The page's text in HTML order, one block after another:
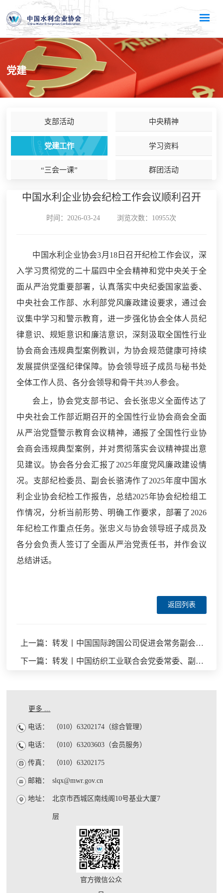
党建
支部活动 中央精神
党建工作 学习资料
“三会一课” 群团活动
中国水利企业协会纪检工作会议顺利召开
时间：2026-03-24 浏览次数：10955次
中国水利企业协会3月18日召开纪检工作会议，深
入学习贯彻党的二十届四中全会精神和党中央关于全
面从严治党重要部署，认真落实中央纪委国家监委、
中央社会工作部、水利部党风廉政建设要求，通过会
议集中学习和警示教育，进一步强化协会全体人员纪
律意识、规矩意识和廉洁意识，深刻汲取全国性行业
协会商会违规典型案例教训，为协会规范健康可持续
发展提供坚强纪律保障。协会领导班子成员与秘书处
全体工作人员、各分会领导和骨干共39人参会。
会上，协会党支部书记、会长张忠义全面传达了
中央社会工作部近期召开的全国性行业协会商会全面
从严治党暨警示教育会议精神，通报了全国性行业协
会商会违规典型案例，并对贯彻落实会议精神提出意
见建议。协会各分会汇报了2025年度党风廉政建设情
况。支部纪检委员、副会长骆涛作了2025年度中国水
利企业协会纪检工作报告，总结2025年协会纪检组工
作情况，分析当前形势、明确工作要求，部署了2026
年纪检工作重点任务。张忠义与协会领导班子成员及
各分会负责人签订了全面从严治党责任书，并作会议
总结讲话。
返回列表
上一篇：转发丨中国国际跨国公司促进会常务副会长张笑宇接受纪律审查和监察调查
下一篇：转发丨中国纺织工业联合会党委常委、副会长端小平接受纪律审查和监察调查
更多 ...
电话： （010）63202174（综合管理）
电话： （010）63203603（会员服务）
传真： （010）63202175
邮箱： slqx@mwr.gov.cn
地址： 北京市西城区南线阁10号基业大厦7
层
官方微信公众